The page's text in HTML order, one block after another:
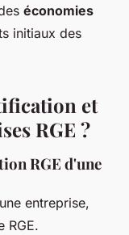
économies
initiaux des
et
RGE ?
RGE d'une
entreprise,
RGE.